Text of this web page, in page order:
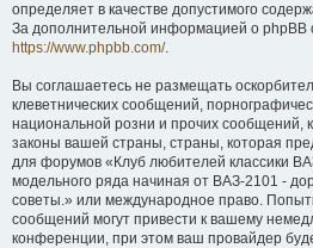
определяет в качестве допустимого
За дополнительной информацией о phpBB
https://www.phpbb.com/.
Вы соглашаетесь не размещать
клеветнических сообщений,
национальной розни и прочих сообщений,
законы вашей страны, страны, которая
для форумов «Клуб любителей классики
модельного ряда начиная от ВАЗ-2101 -
советы.» или международное право.
сообщений могут привести к вашему
конференции, при этом ваш провайдер